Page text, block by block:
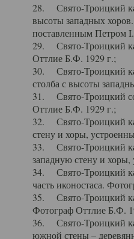
28. Свято-Троицкий
высоты западных
поставленным Петром
29. Свято-Троицкий
Оттлие Б.Ф. 1929 г.;
30. Свято-Троицкий
столба с высоты
31. Свято-Троицкий
Оттлие Б.Ф. 1929 г.;
32. Свято-Троицкий
стену и хоры,
33. Свято-Троицкий
западную стену и
34. Свято-Троицкий
часть иконостаса.
35. Свято-Троицкий
Фотограф Оттлие Б.Ф.
36. Свято-Троицкий
южной стены –